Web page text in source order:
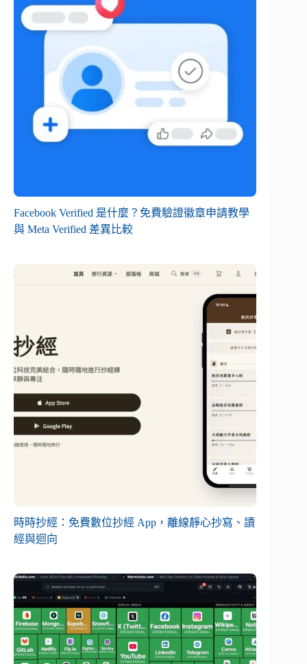
Facebook Verified 是什麼？免費驗證徽章申請教學
與 Meta Verified 差異比較
時時抄經：免費數位抄經 App，離線靜心抄寫、讀
經與迴向